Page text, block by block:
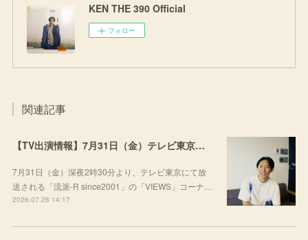
KEN THE 390 Official
フォロー
関連記事
【TV出演情報】7月31日（金）テレビ東京「流派-R since2001」
7月31日（金）深夜2時30分より、テレビ東京にて放
送される「流派-R since2001」の「VIEWS」コーナ…
2026.07.28 14:17